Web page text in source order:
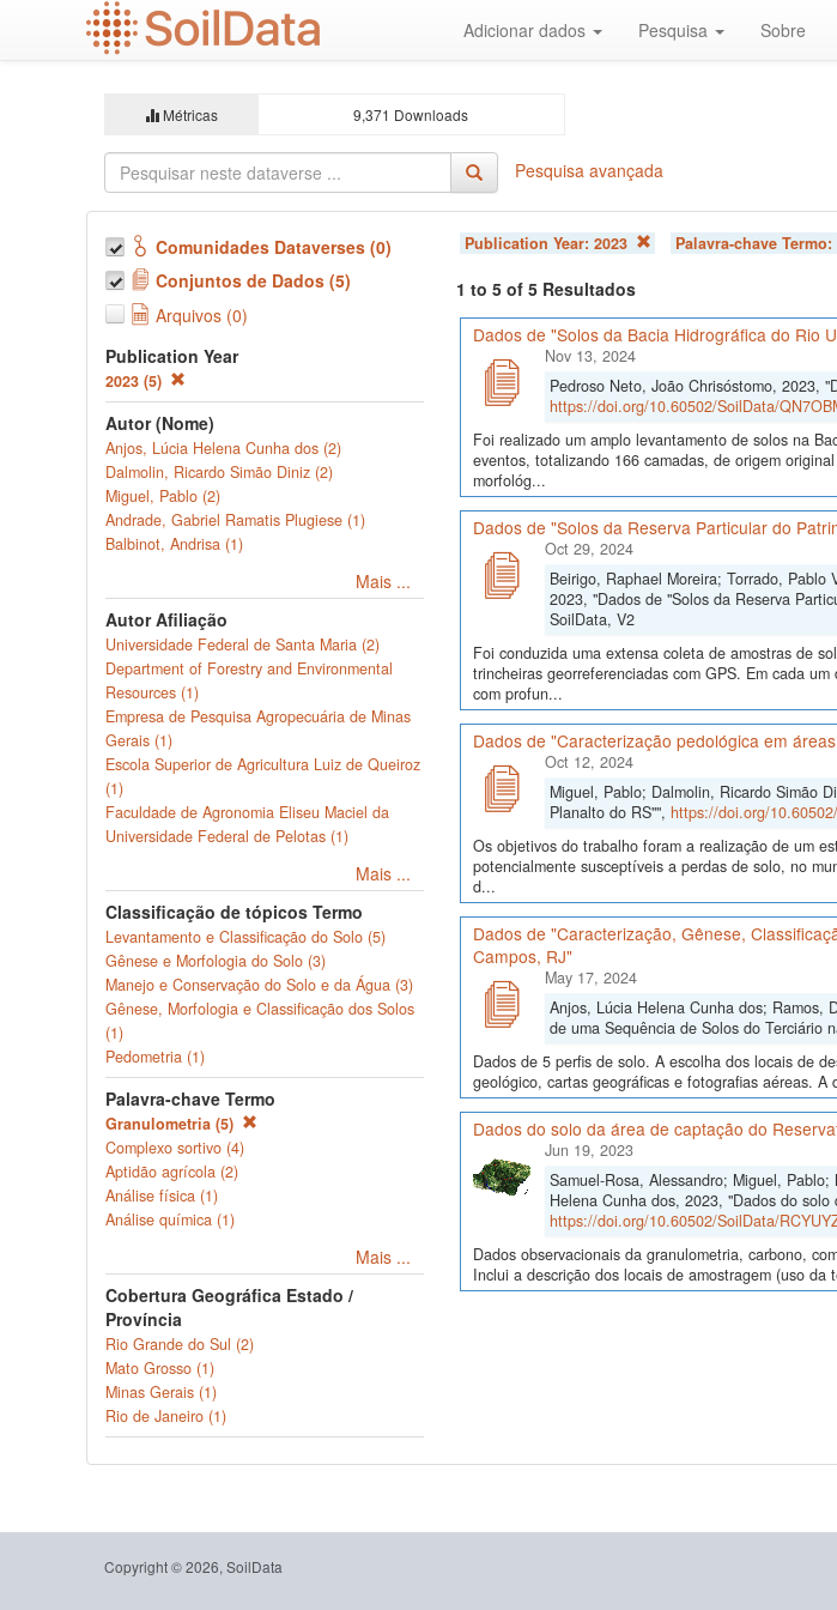
Adicionar dados Pesquisa Sobre
Métricas 9,371 Downloads
Pesquisa avançada
Comunidades Dataverses (0)
Conjuntos de Dados (5)
Arquivos (0)
Publication Year
2023 (5)
Autor (Nome)
Anjos, Lúcia Helena Cunha dos (2)
Dalmolin, Ricardo Simão Diniz (2)
Miguel, Pablo (2)
Andrade, Gabriel Ramatis Plugiese (1)
Balbinot, Andrisa (1)
Mais ...
Autor Afiliação
Universidade Federal de Santa Maria (2)
Department of Forestry and Environmental
Resources (1)
Empresa de Pesquisa Agropecuária de Minas
Gerais (1)
Escola Superior de Agricultura Luiz de Queiroz
(1)
Faculdade de Agronomia Eliseu Maciel da
Universidade Federal de Pelotas (1)
Mais ...
Classificação de tópicos Termo
Levantamento e Classificação do Solo (5)
Gênese e Morfologia do Solo (3)
Manejo e Conservação do Solo e da Água (3)
Gênese, Morfologia e Classificação dos Solos
(1)
Pedometria (1)
Palavra-chave Termo
Granulometria (5)
Complexo sortivo (4)
Aptidão agrícola (2)
Análise física (1)
Análise química (1)
Mais ...
Cobertura Geográfica Estado /
Província
Rio Grande do Sul (2)
Mato Grosso (1)
Minas Gerais (1)
Rio de Janeiro (1)
Publication Year: 2023 Palavra-chave Termo:
1 to 5 of 5 Resultados
Dados de "Solos da Bacia Hidrográfica do Rio
Nov 13, 2024
Pedroso Neto, João Chrisóstomo, 2023,
https://doi.org/10.60502/SoilData/
Foi realizado um amplo levantamento de solos na
eventos, totalizando 166 camadas, de origem
morfológ...
Dados de "Solos da Reserva Particular do
Oct 29, 2024
Beirigo, Raphael Moreira; Torrado,
2023, "Dados de "Solos da Reserva
SoilData, V2
Foi conduzida uma extensa coleta de amostras de
trincheiras georreferenciadas com GPS. Em cada
com profun...
Dados de "Caracterização pedológica em
Oct 12, 2024
Miguel, Pablo; Dalmolin, Ricardo Simão
Planalto do RS"", https://doi.org/
Os objetivos do trabalho foram a realização de um
potencialmente susceptíveis a perdas de solo, no
d...
Dados de "Caracterização, Gênese,
Campos, RJ"
May 17, 2024
Anjos, Lúcia Helena Cunha dos; Ramos,
de uma Sequência de Solos do Terciário
Dados de 5 perfis de solo. A escolha dos locais de
geológico, cartas geográficas e fotografias aéreas.
Dados do solo da área de captação do
Jun 19, 2023
Samuel-Rosa, Alessandro; Miguel,
Helena Cunha dos, 2023, "Dados do
https://doi.org/10.60502/SoilData/
Dados observacionais da granulometria, carbono,
Inclui a descrição dos locais de amostragem (uso
Copyright © 2026, SoilData